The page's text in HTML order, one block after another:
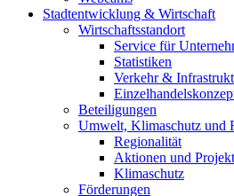
Stadtentwicklung & Wirtschaft
Wirtschaftsstandort
Service für
Statistiken
Verkehr &
Beteiligungen
Umwelt, Klimaschutz und
Regionalität
Aktionen und
Klimaschutz
Förderungen